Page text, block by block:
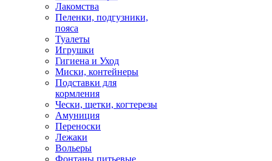
Лакомства
Пеленки, подгузники,
пояса
Туалеты
Игрушки
Гигиена и Уход
Миски, контейнеры
Подставки для
кормления
Чески, щетки, когтерезы
Амуниция
Переноски
Лежаки
Вольеры
Фонтаны питьевые